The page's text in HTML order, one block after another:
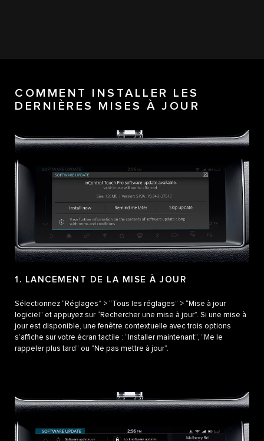
COMMENT INSTALLER LES
DERNIÈRES MISES À JOUR
1. LANCEMENT DE LA MISE À JOUR
Sélectionnez “Réglages” > “Tous les réglages” > “Mise à jour
logiciel” et appuyez sur “Rechercher une mise à jour”. Si une mise à
jour est disponible, une fenêtre contextuelle avec trois options
s’affiche sur votre écran tactile : “Installer maintenant”, “Me le
rappeler plus tard” ou “Ne pas mettre à jour”.